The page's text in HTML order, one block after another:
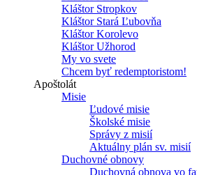
Kláštor Stropkov
Kláštor Stará Ľubovňa
Kláštor Korolevo
Kláštor Užhorod
My vo svete
Chcem byť redemptoristom!
Apoštolát
Misie
Ľudové misie
Školské misie
Správy z misií
Aktuálny plán sv. misií
Duchovné obnovy
Duchovná obnova vo